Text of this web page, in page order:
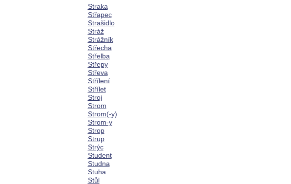
Straka
Střapec
Strašidlo
Stráž
Strážník
Střecha
Střelba
Střepy
Střeva
Střílení
Střílet
Stroj
Strom
Strom(-y)
Strom-y
Strop
Strup
Strýc
Student
Studna
Stuha
Stůl